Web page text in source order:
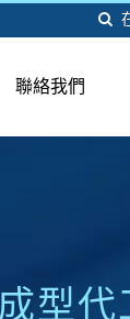
聯絡我們
型代